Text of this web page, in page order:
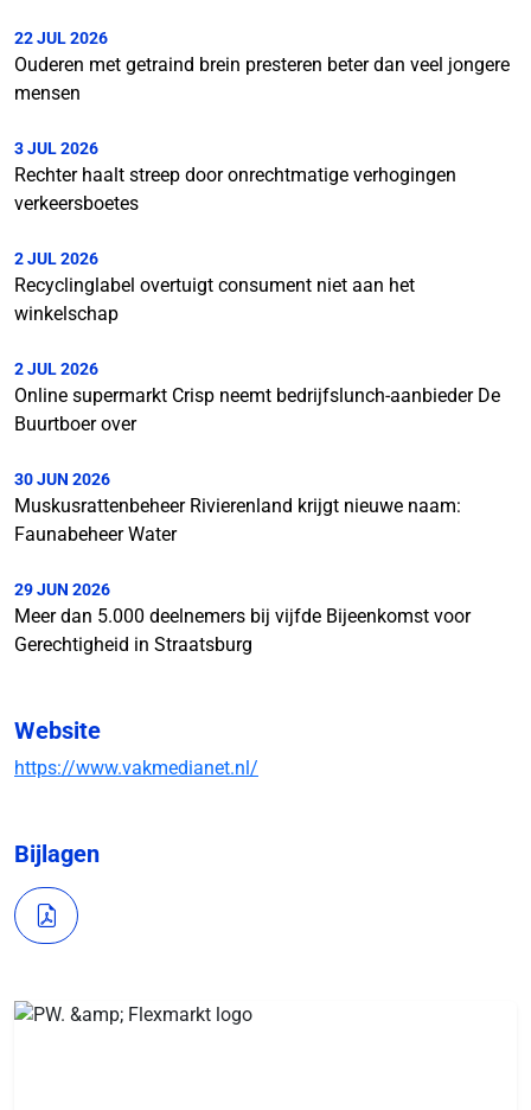
22 JUL 2026
Ouderen met getraind brein presteren beter dan veel jongere
mensen
3 JUL 2026
Rechter haalt streep door onrechtmatige verhogingen
verkeersboetes
2 JUL 2026
Recyclinglabel overtuigt consument niet aan het
winkelschap
2 JUL 2026
Online supermarkt Crisp neemt bedrijfslunch-aanbieder De
Buurtboer over
30 JUN 2026
Muskusrattenbeheer Rivierenland krijgt nieuwe naam:
Faunabeheer Water
29 JUN 2026
Meer dan 5.000 deelnemers bij vijfde Bijeenkomst voor
Gerechtigheid in Straatsburg
Website
https://www.vakmedianet.nl/
Bijlagen